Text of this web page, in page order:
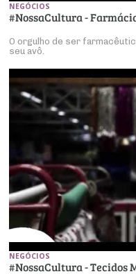
NEGÓCIOS
#NossaCultura -
O orgulho de ser
seu avô.
NEGÓCIOS
#NossaCultura - Tecidos